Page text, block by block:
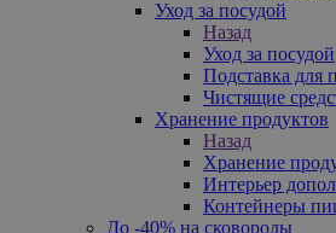
Уход за посудой
Назад
Уход за посудой
Подставка для
Чистящие
Хранение продуктов
Назад
Хранение
Интерьер
Контейнеры
До -40% на сковороды